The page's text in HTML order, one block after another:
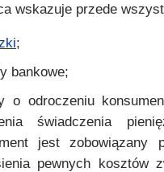
wskazuje przede
;
bankowe;
o odroczeniu
świadczenia
jest zobowiązany
pewnych kosztów